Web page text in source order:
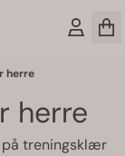
herre
herre
treningsklær